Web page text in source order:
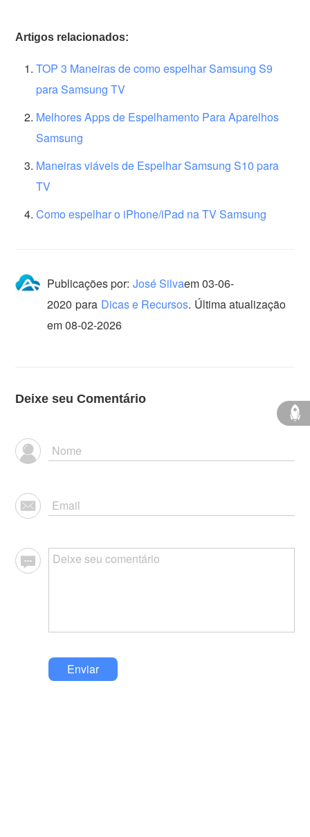
Artigos relacionados:
TOP 3 Maneiras de como espelhar Samsung S9
para Samsung TV
Melhores Apps de Espelhamento Para Aparelhos
Samsung
Maneiras viáveis de Espelhar Samsung S10 para
TV
Como espelhar o iPhone/iPad na TV Samsung
Publicações por: José Silvaem03-06-
2020 para Dicas e Recursos. Última atualização
em 08-02-2026
Deixe seu Comentário
Enviar